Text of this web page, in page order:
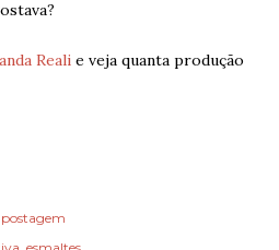
Reali e veja quanta produção